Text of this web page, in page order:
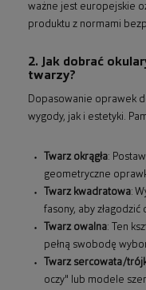
ważne jest europejskie
produktu z normami
2. Jak dobrać
twarzy?
Dopasowanie oprawek
wygody, jak i estetyki.
Twarz okrągła:
geometryczne
Twarz kwadratowa:
fasony, aby złagodzić
Twarz owalna: Ten
pełną swobodę
Twarz sercowata/
oczy" lub modele